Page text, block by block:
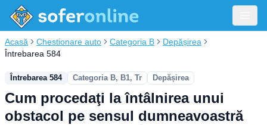
Acasă Chestionare auto Categoria B
Depășirea
Întrebarea 584
Întrebarea 584 Categoria B, B1, Tr Depășirea
Cum procedaţi la întâlnirea unui
obstacol pe sensul dumneavoastră